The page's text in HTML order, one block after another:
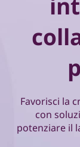
Favorisci la
con
potenziare il